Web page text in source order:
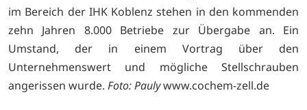
im Bereich der IHK Koblenz stehen in den kommenden
zehn Jahren 8.000 Betriebe zur Übergabe an. Ein
Umstand, der in einem Vortrag über den
Unternehmenswert und mögliche Stellschrauben
angerissen wurde. Foto: Paulywww.cochem-zell.de